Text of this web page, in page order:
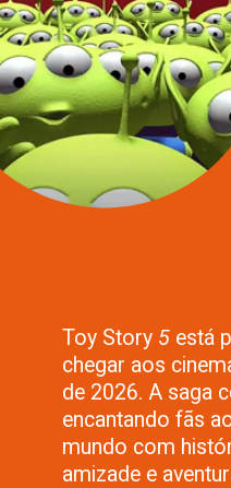
Toy Story5está
chegar aos
de 2026. A saga
encantando fãs
mundo com
amizade e